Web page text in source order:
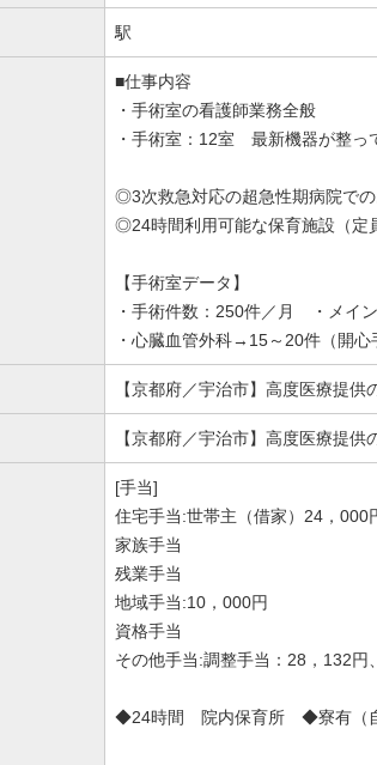
駅
■仕事内容
・手術室の看護師業務全般
・手術室：12室 最新機器が整っ
◎3次救急対応の超急性期病院で
◎24時間利用可能な保育施設（定
【手術室データ】
・手術件数：250件／月 ・メイ
・心臓血管外科→15～20件（開
【京都府／宇治市】高度医療提
【京都府／宇治市】高度医療提
[手当]
住宅手当:世帯主（借家）24，000
家族手当
残業手当
地域手当:10，000円
資格手当
その他手当:調整手当：28，132円
◆24時間 院内保育所 ◆寮有（自